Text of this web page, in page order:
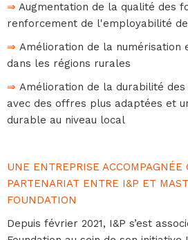
⇒ Augmentation de la qualité des
renforcement de l'employabilité
⇒ Amélioration de la numérisation
dans les régions rurales
⇒ Amélioration de la durabilité des
avec des offres plus adaptées et
durable au niveau local
UNE ENTREPRISE ACCOMPAGNÉE
PARTENARIAT ENTRE I&P ET
FOUNDATION
Depuis février 2021, I&P s’est